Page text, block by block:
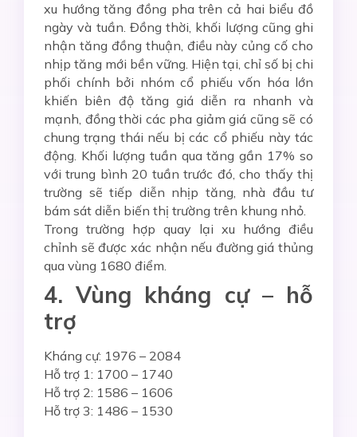
xu hướng tăng đồng pha trên cả hai biểu đồ
ngày và tuần. Đồng thời, khối lượng cũng ghi
nhận tăng đồng thuận, điều này củng cố cho
nhịp tăng mới bền vững. Hiện tại, chỉ số bị chi
phối chính bởi nhóm cổ phiếu vốn hóa lớn
khiến biên độ tăng giá diễn ra nhanh và
mạnh, đồng thời các pha giảm giá cũng sẽ có
chung trạng thái nếu bị các cổ phiếu này tác
động. Khối lượng tuần qua tăng gần 17% so
với trung bình 20 tuần trước đó, cho thấy thị
trường sẽ tiếp diễn nhịp tăng, nhà đầu tư
bám sát diễn biến thị trường trên khung nhỏ.
Trong trường hợp quay lại xu hướng điều
chỉnh sẽ được xác nhận nếu đường giá thủng
qua vùng 1680 điểm.
4. Vùng kháng cự – hỗ
trợ
Kháng cự: 1976 – 2084
Hỗ trợ 1: 1700 – 1740
Hỗ trợ 2: 1586 – 1606
Hỗ trợ 3: 1486 – 1530